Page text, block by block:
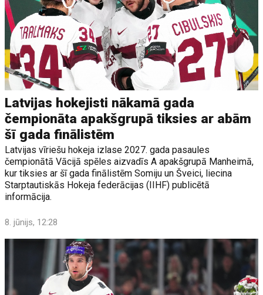
Latvijas hokejisti nākamā gada
čempionāta apakšgrupā tiksies ar abām
šī gada finālistēm
Latvijas vīriešu hokeja izlase 2027. gada pasaules
čempionātā Vācijā spēles aizvadīs A apakšgrupā Manheimā,
kur tiksies ar šī gada finālistēm Somiju un Šveici, liecina
Starptautiskās Hokeja federācijas (IIHF) publicētā
informācija.
8. jūnijs, 12:28